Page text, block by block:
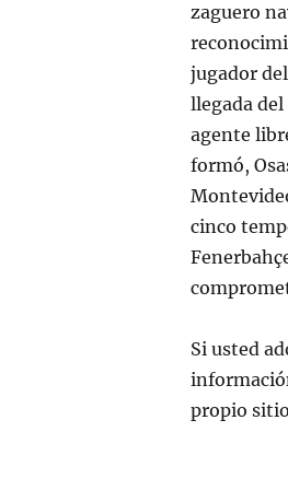
zaguero
jugador
llegada
agente
formó,
cinco
Si usted
propio